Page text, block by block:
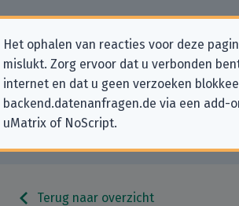
Het ophalen van reacties voor deze
mislukt. Zorg ervoor dat u verbonden
internet en dat u geen verzoeken
backend.datenanfragen.de via een add-
uMatrix of NoScript.
Contactgegevens
privacygerelateerde
Terug naar overzicht